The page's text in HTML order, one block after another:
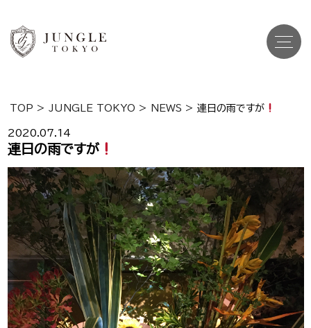
Gravure グラビア
Recruit Cast キャスト求人
Recruit Staff スタッフ求人
Shop Info 店舗一覧
TOP > JUNGLE TOKYO > NEWS > 連日の雨ですが
2020.07.14
連日の雨ですが